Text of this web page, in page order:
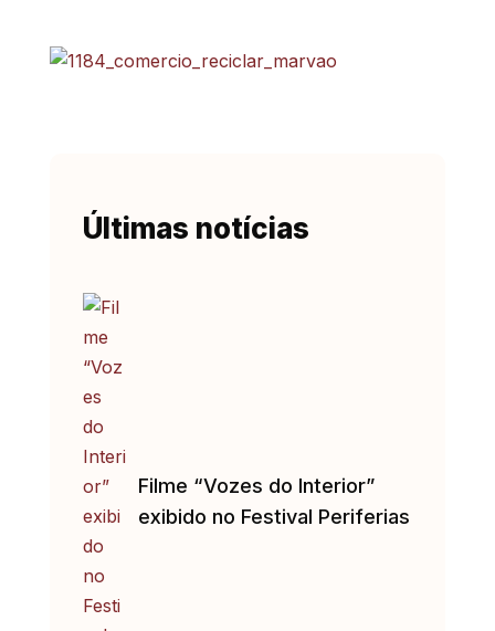
Últimas notícias
Filme “Vozes do Interior”
exibido no Festival Periferias